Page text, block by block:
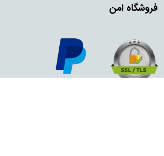
فروشگاه امن